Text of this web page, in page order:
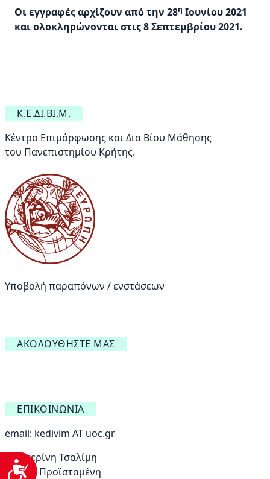
Προσβασιμότητα
Οι εγγραφές αρχίζουν από την 28η Ιουνίου 2021
και ολοκληρώνονται στις 8 Σεπτεμβρίου 2021.
Κ.Ε.ΔΙ.ΒΙ.Μ.
Κέντρο Επιμόρφωσης και Δια Βίου Μάθησης
του Πανεπιστημίου Κρήτης.
Υποβολή παραπόνων / ενστάσεων
ΑΚΟΛΟΥΘΉΣΤΕ ΜΑΣ
ΕΠΙΚΟΙΝΩΝΊΑ
email: kedivim AT uoc.gr
Αικατερίνη Τσαλίμη
Αναπλ. Προϊσταμένη